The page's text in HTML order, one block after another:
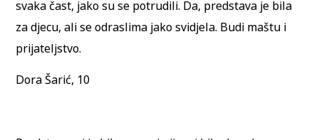
svaka čast, jako su se potrudili. Da, predstava je bila
za djecu, ali se odraslima jako svidjela. Budi maštu i
prijateljstvo.
Dora Šarić, 10